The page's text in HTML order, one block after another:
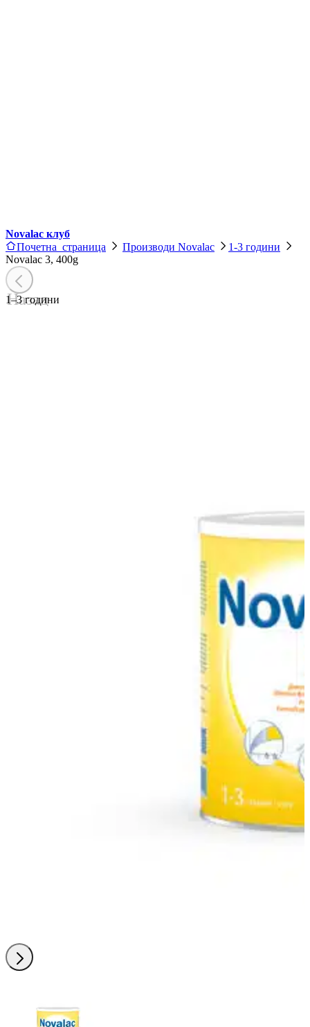
Novalac клуб
Почетна страница Производи Novalac
1-3 години
Novalac 3, 400g
Назад
1–3 години
Понатаму